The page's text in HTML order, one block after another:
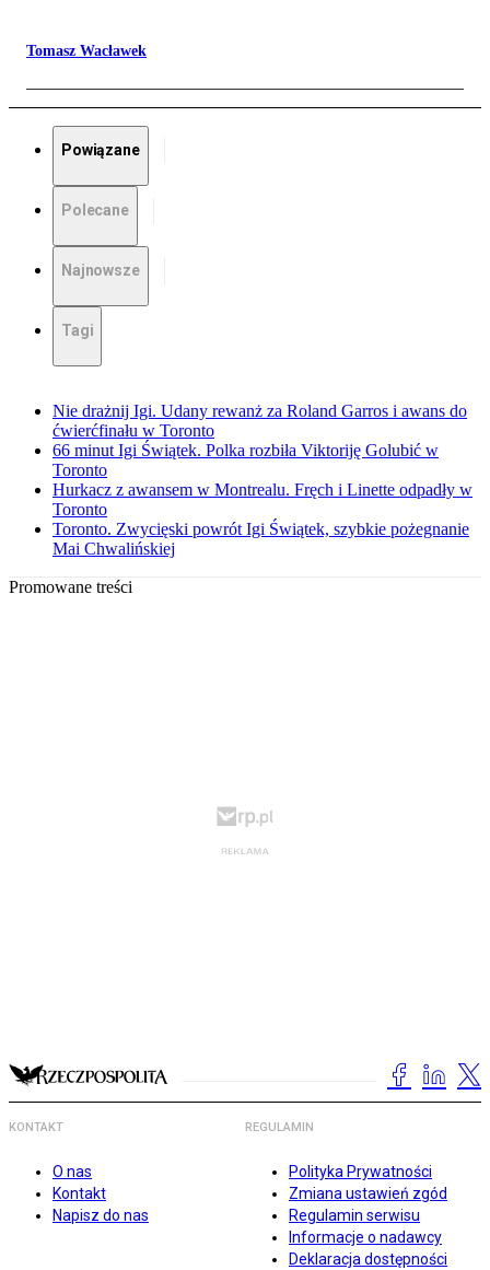
Tomasz Wacławek
Powiązane
Polecane
Najnowsze
Tagi
Nie drażnij Igi. Udany rewanż za Roland Garros i awans do
ćwierćfinału w Toronto
66 minut Igi Świątek. Polka rozbiła Viktoriję Golubić w
Toronto
Hurkacz z awansem w Montrealu. Fręch i Linette odpadły w
Toronto
Toronto. Zwycięski powrót Igi Świątek, szybkie pożegnanie
Mai Chwalińskiej
Promowane treści
KONTAKT
O nas
Kontakt
Napisz do nas
REGULAMIN
Polityka Prywatności
Zmiana ustawień zgód
Regulamin serwisu
Informacje o nadawcy
Deklaracja dostępności